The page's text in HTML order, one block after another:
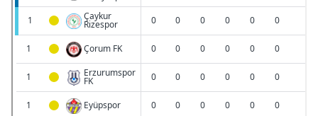
6698 sayılı Kişisel Verilerin Korunması Kanunu uyarınca
hazırlanmış Aydınlatma Metnimizi okumak ve sitemizde
ilgili mevzuata uygun olarak kullanılan çerezlerle ilgili bilgi
almak için lütfentıklayınız